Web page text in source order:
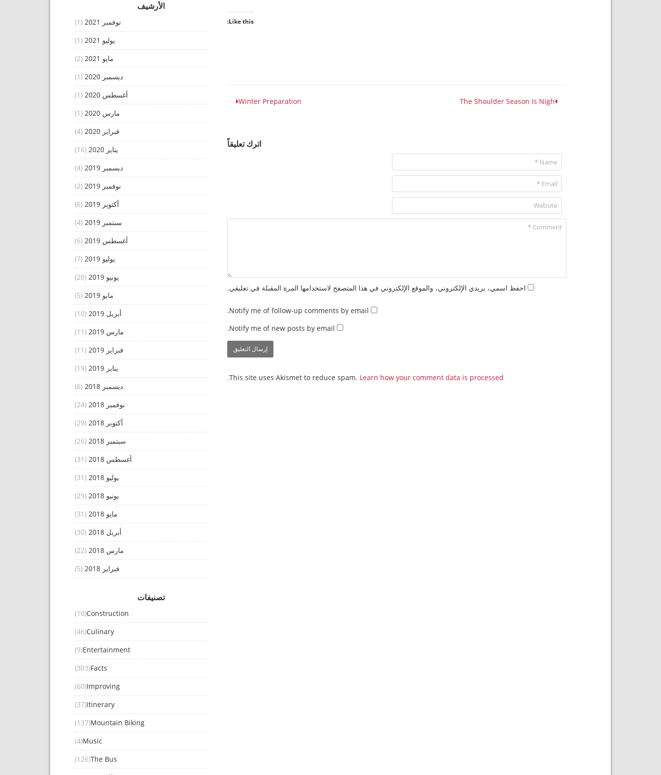
Like this:
The Shoulder Season Is Nigh
Winter Preparation
اترك تعليقاً
احفظ اسمي، بريدي الإلكتروني، والموقع الإلكتروني في هذا المتصفح لاستخدامها المرة المقبلة في تعليقي.
Notify me of follow-up comments by email.
Notify me of new posts by email.
This site uses Akismet to reduce spam. Learn how your comment data is processed.
الأرشيف
نوفمبر 2021
(1)
يوليو 2021
(1)
مايو 2021
(2)
ديسمبر 2020
(1)
أغسطس 2020
(1)
مارس 2020
(1)
فبراير 2020
(4)
يناير 2020
(16)
ديسمبر 2019
(4)
نوفمبر 2019
(2)
أكتوبر 2019
(6)
سبتمبر 2019
(4)
أغسطس 2019
(6)
يوليو 2019
(7)
يونيو 2019
(20)
مايو 2019
(5)
أبريل 2019
(10)
مارس 2019
(11)
فبراير 2019
(11)
يناير 2019
(19)
ديسمبر 2018
(6)
نوفمبر 2018
(24)
أكتوبر 2018
(29)
سبتمبر 2018
(26)
أغسطس 2018
(31)
يوليو 2018
(31)
يونيو 2018
(29)
مايو 2018
(31)
أبريل 2018
(30)
مارس 2018
(22)
فبراير 2018
(5)
تصنيفات
Construction
(10)
Culinary
(46)
Entertainment
(9)
Facts
(303)
Improving
(60)
Itinerary
(37)
Mountain Biking
(137)
Music
(4)
The Bus
(126)